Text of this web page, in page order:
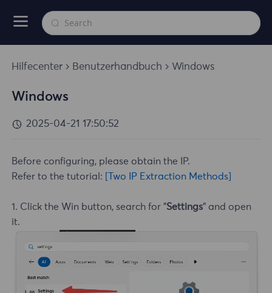
Hilfecenter Benutzerhandbuch Windows
Windows
2025-04-21 17:50:52
Before configuring, please obtain the IP.
Refer to the tutorial:
[Two IP Extraction Methods]
1. Click the Win button, search for "Settings" and open
it.